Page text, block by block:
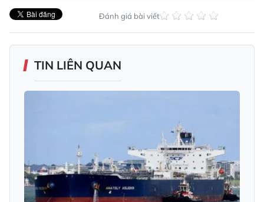
Đánh giá bài viết
TIN LIÊN QUAN